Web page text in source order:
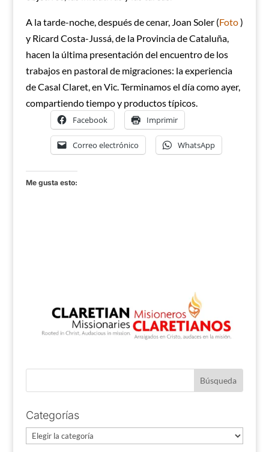
A la tarde-noche, después de cenar, Joan Soler (Foto)
y Ricard Costa-Jussá, de la Provincia de Cataluña,
hacen la última presentación del encuentro de los
trabajos en pastoral de migraciones: la experiencia
de Casal Claret, en Vic. Terminamos el día como ayer,
compartiendo tiempo y productos típicos.
Facebook Imprimir
Correo electrónico WhatsApp
Me gusta esto:
Categorías
Categorías